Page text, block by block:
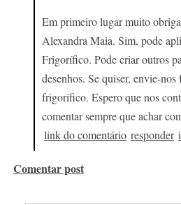
Em primeiro lugar muito
Alexandra Maia. Sim, pode
Frigorífico. Pode criar outros
desenhos. Se quiser, envie-
frigorífico. Espero que nos
comentar sempre que achar
link do comentário responder
Comentar post